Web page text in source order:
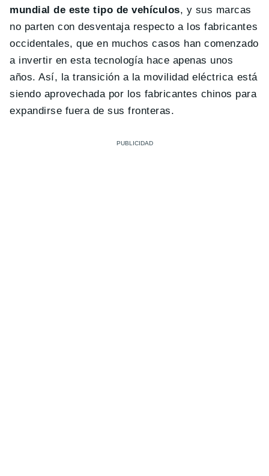
mundial de este tipo de vehículos, y sus marcas
no parten con desventaja respecto a los fabricantes
occidentales, que en muchos casos han comenzado
a invertir en esta tecnología hace apenas unos
años. Así, la transición a la movilidad eléctrica está
siendo aprovechada por los fabricantes chinos para
expandirse fuera de sus fronteras.